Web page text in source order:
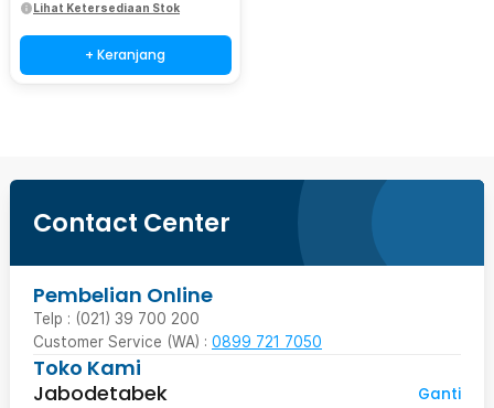
Lihat Ketersediaan Stok
+ Keranjang
Contact Center
Pembelian Online
Telp : (021) 39 700 200
Customer Service (WA) : 0899 721 7050
Toko Kami
Jabodetabek
Ganti